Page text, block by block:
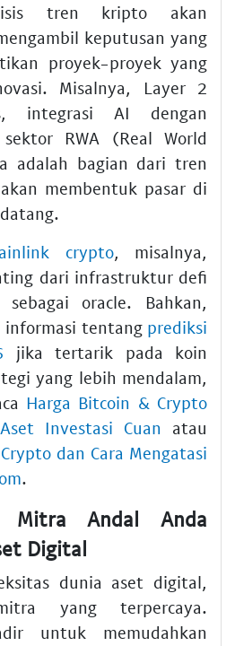
tren kripto akan
keputusan yang
proyek-proyek yang
Misalnya, Layer 2
integrasi AI dengan
RWA (Real World
adalah bagian dari tren
membentuk pasar di
crypto, misalnya,
dari infrastruktur defi
oracle. Bahkan,
informasi tentang prediksi
jika tertarik pada koin
yang lebih mendalam,
Harga Bitcoin & Crypto
Investasi Cuan atau
dan Cara Mengatasi
.
Mitra Andal Anda
Digital
dunia aset digital,
yang terpercaya.
untuk memudahkan